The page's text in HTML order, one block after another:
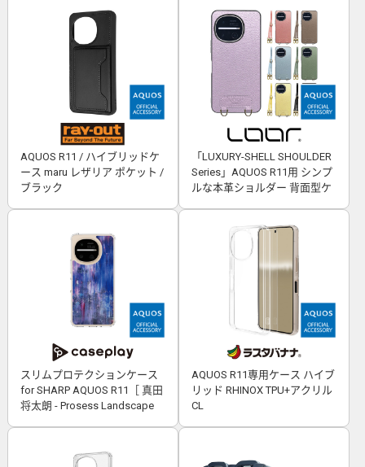
AQUOS R11 / ハイブリッドケ
ース maru レザリア ポケット /
ブラック
「LUXURY-SHELL SHOULDER
Series」AQUOS R11用 シンプ
ルな本革ショルダー 背面型ケ
スリムプロテクションケース
for SHARP AQUOS R11［ 真田
将太朗 - Prosess Landscape
AQUOS R11専用ケース ハイブ
リッド RHINOX TPU+アクリル
CL